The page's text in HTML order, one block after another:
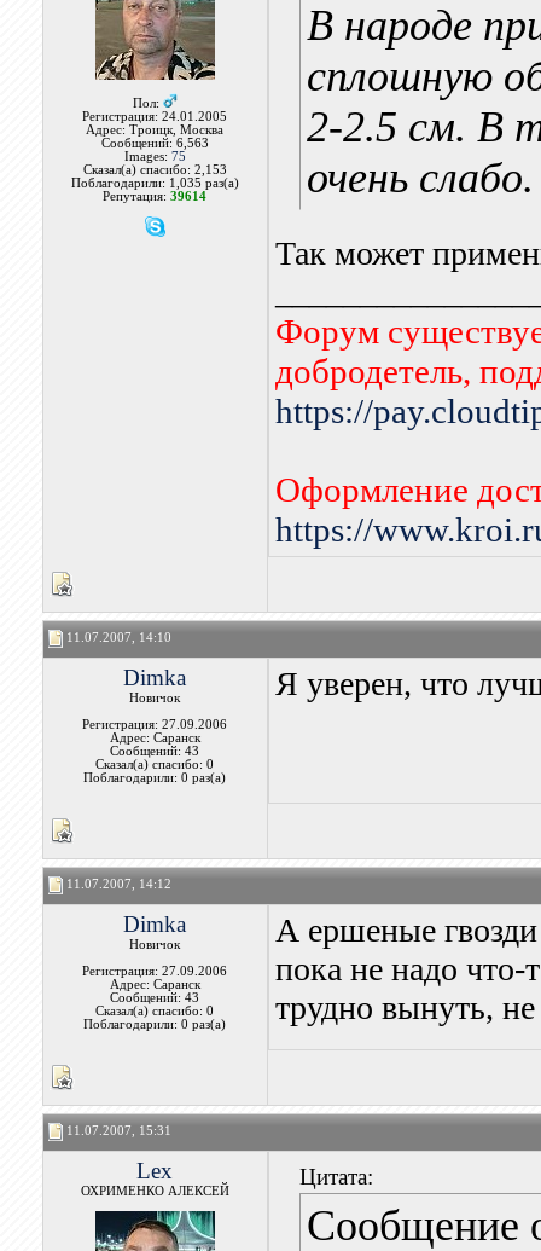
Пол:
Регистрация: 24.01.2005
Адрес: Троицк, Москва
Сообщений: 6,563
Images: 75
Сказал(а) спасибо: 2,153
Поблагодарили: 1,035 раз(а)
Репутация:39614
В народе
сплошную
2-2.5 см. В
очень слабо.
Так может
Форум
добродетель,
https://
Оформление
https://
11.07.2007, 14:10
Dimka
Новичок
Регистрация: 27.09.2006
Адрес: Саранск
Сообщений: 43
Сказал(а) спасибо: 0
Поблагодарили: 0 раз(а)
Я уверен, что
11.07.2007, 14:12
Dimka
Новичок
Регистрация: 27.09.2006
Адрес: Саранск
Сообщений: 43
Сказал(а) спасибо: 0
Поблагодарили: 0 раз(а)
А ершеные
пока не надо что-
трудно вынуть,
11.07.2007, 15:31
Lex
ОХРИМЕНКО АЛЕКСЕЙ
Цитата:
Сообщение